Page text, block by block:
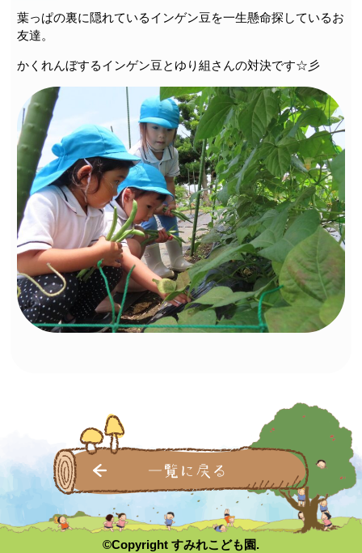
葉っぱの裏に隠れているインゲン豆を一生懸命探しているお
友達。
かくれんぼするインゲン豆とゆり組さんの対決です☆彡
一覧に戻る
©Copyright すみれこども園.